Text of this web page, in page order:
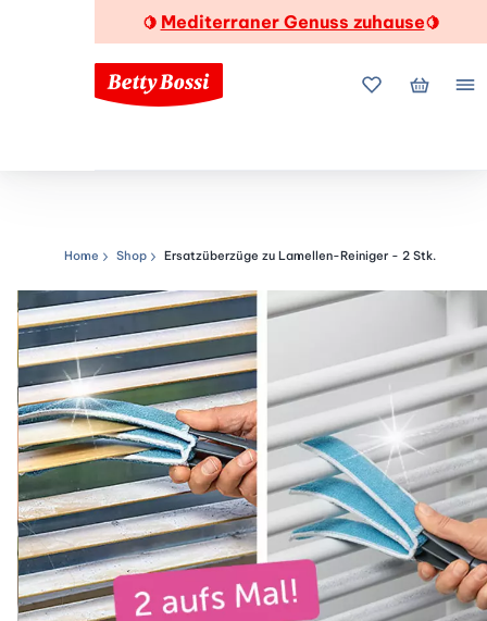
🍋 Mediterraner Genuss zuhause🍋
MeineMein
Navigationspfad
Home Shop Ersatzüberzüge zu Lamellen-Reiniger - 2 Stk.